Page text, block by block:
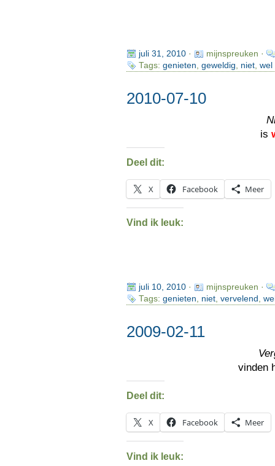
juli 31, 2010·
mijnspreuken ·
Tags: genieten geweldig niet, wel
2010-07-10
is
Deel dit:
X Facebook Meer
Vind ik leuk:
juli 10, 2010·
mijnspreuken ·
Tags: genieten niet, vervelend
2009-02-11
vinden
Deel dit:
X Facebook Meer
Vind ik leuk: